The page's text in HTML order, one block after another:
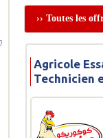
›› Toutes les
Agricole
Technicien